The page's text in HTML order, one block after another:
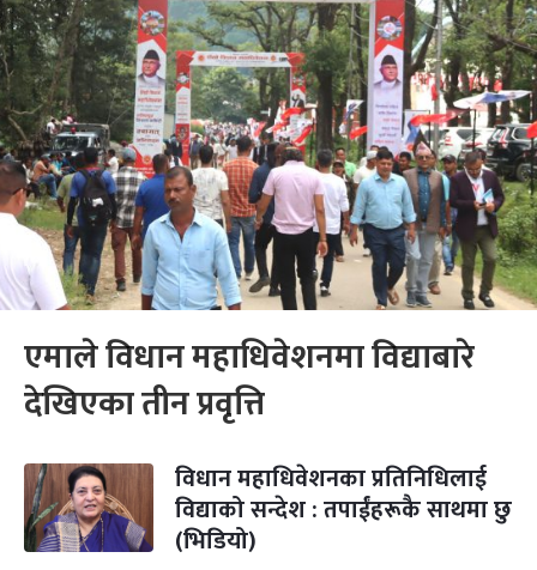
एमाले विधान महाधिवेशनमा विद्याबारे
देखिएका तीन प्रवृत्ति
विधान महाधिवेशनका प्रतिनिधिलाई
विद्याको सन्देश : तपाईंहरूकै साथमा छु
(भिडियो)